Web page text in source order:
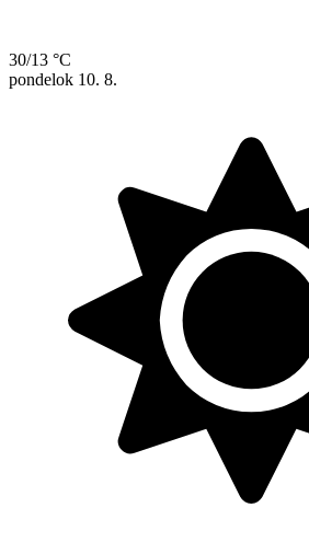
30/13 °C
pondelok 10. 8.